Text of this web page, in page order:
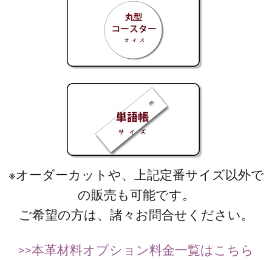
※オーダーカットや、上記定番サイズ以外で
の販売も可能です。
ご希望の方は、諸々お問合せください。
>>本革材料オプション料金一覧はこちら